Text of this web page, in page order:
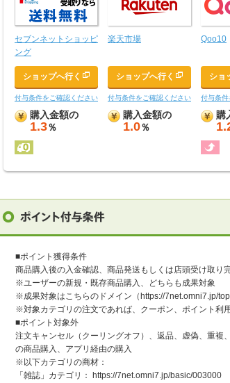
セブンネットショッピ
ング
ショップへ行く
付与条件をご確認ください
購入金額の
1.3％
楽天市場
ショップへ行く
付与条件をご確認ください
購入金額の
1.0％
Qoo10
ショ
付与条
購
■ポイント獲得条件
商品購入後の入金確認、商品発送もしくは店頭受け取り
※ユーザーの新規・既存商品購入、どちらも成果対象
※成果対象はこちらのドメイン（https://7net.omni7.jp/
※対象カテゴリの注文であれば、クーポン、ポイント利
■ポイント対象外
注文キャンセル（クーリングオフ）、返品、虚偽、重複
の商品購入、アプリ経由の購入
※以下カテゴリの商材：
「雑誌」カテゴリ： https://7net.omni7.jp/basic/003000